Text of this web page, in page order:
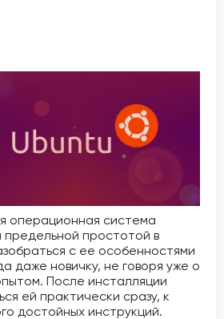
операционная система
предельной простотой в
с ее особенностями
даже новичку, не говоря уже о
После инсталляции
ей практически сразу, к
достойных инструкций.